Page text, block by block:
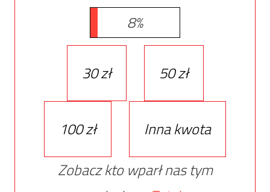
8%
30 zł 50 zł
100 zł
Inna kwota
Zobacz kto wparł nas tym